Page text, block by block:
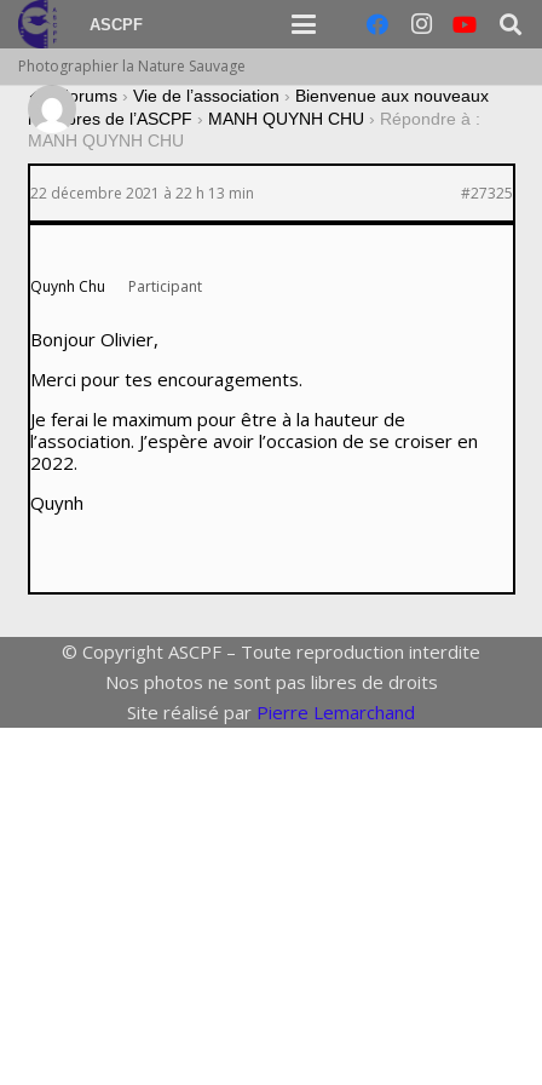
ASCPF
Photographier la Nature Sauvage
› Forums › Vie de l’association › Bienvenue aux nouveaux
membres de l’ASCPF › MANH QUYNH CHU › Répondre à :
MANH QUYNH CHU
22 décembre 2021 à 22 h 13 min #27325
Quynh Chu Participant
Bonjour Olivier,
Merci pour tes encouragements.
Je ferai le maximum pour être à la hauteur de
l’association. J’espère avoir l’occasion de se croiser en
2022.
Quynh
© Copyright ASCPF – Toute reproduction interdite
Nos photos ne sont pas libres de droits
Site réalisé par Pierre Lemarchand